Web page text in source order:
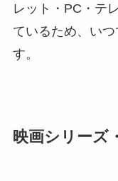
レット・PC・テ
ているため、い
す。
映画シリーズ